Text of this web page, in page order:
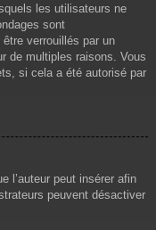
les utilisateurs ne
sont
verrouillés par un
de multiples raisons. Vous
si cela a été autorisé par
l’auteur peut insérer afin
peuvent désactiver